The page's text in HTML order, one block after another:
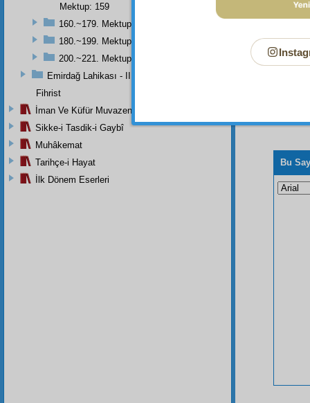
Bu
Mektup: 159
160.~179. Mektuplar
180.~199. Mektuplar
200.~221. Mektuplar
Emirdağ Lahikası - II
Fihrist
İman Ve Küfür Muvazeneleri
Sikke-i Tasdik-i Gaybî
Muhâkemat
Tarihçe-i Hayat
İlk Dönem Eserleri